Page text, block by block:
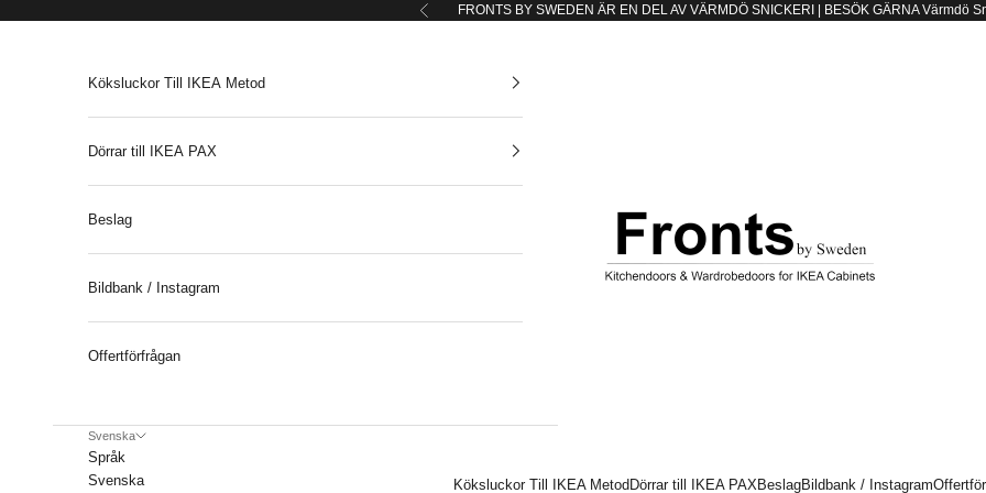
FöregåendeFRONTS BY SWEDEN ÄR EN DEL AV VÄRMDÖ SNICKERI | BESÖK GÄRNAVärmdö
Fronts by Sweden
Köksluckor Till IKEA Metod Dörrar till IKEA PAXBeslagBildbank / Instagram
Köksluckor Till IKEA Metod
Dörrar till IKEA PAX
Beslag
Bildbank / Instagram
Offertförfrågan
Svenska
Språk
Svenska